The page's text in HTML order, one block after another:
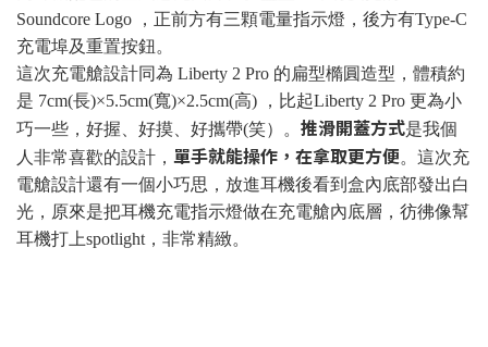
Soundcore Logo ，正前方有三顆電量指示燈，後方有Type-C
充電埠及重置按鈕。
這次充電艙設計同為 Liberty 2 Pro 的扁型橢圓造型，體積約
是 7cm(長)×5.5cm(寬)×2.5cm(高) ，比起Liberty 2 Pro 更為小
巧一些，好握、好摸、好攜帶(笑）。 推滑開蓋方式是我個
人非常喜歡的設計， 單手就能操作，在拿取更方便。這次充
電艙設計還有一個小巧思，放進耳機後看到盒內底部發出白
光，原來是把耳機充電指示燈做在充電艙內底層，彷彿像幫
耳機打上spotlight，非常精緻。